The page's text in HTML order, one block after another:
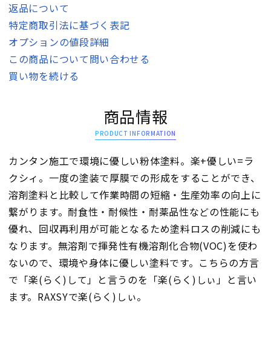
返品について
特定商取引法に基づく表記
オプションの値段詳細
この商品について問い合わせる
買い物を続ける
商品情報
PRODUCT INFORMATION
カンタン施工で環境に優しい粉体塗料。楽+優しい=ラ
クシィ。一度の塗装で厚膜での形成をすることができ、
溶剤塗料と比較して作業時間の短縮・生産効率の向上に
繋がります。耐食性・耐候性・耐薬品性などの性能にも
優れ、回収再利用が可能となるため塗料ロスの削減にも
なります。無溶剤で揮発性有機溶剤化合物(VOC)を使わ
ないので、環境や身体に優しい塗料です。こちらの方言
で「楽(らく)して」と言うのを「楽(らく)しぃ」と言い
ます。RAXSYで楽(らく)しぃ。